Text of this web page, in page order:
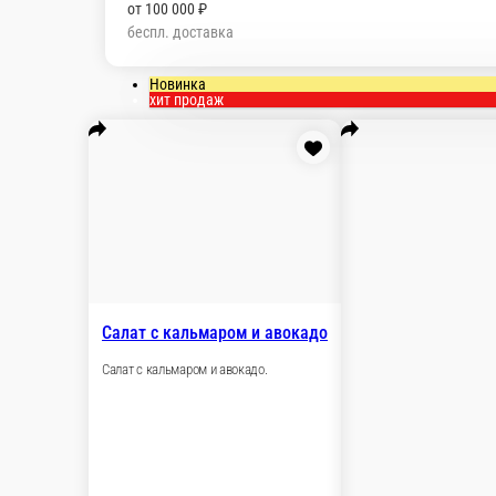
от100 000 ₽
беспл. доставка
Мы рекомендуемПопулярноеНовинки от
закускуБургерыСалатыСупыРыбаМясоНа